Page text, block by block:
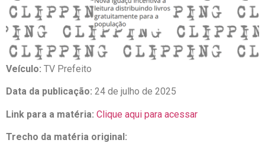
Veículo: TV Prefeito
Data da publicação: 24 de julho de 2025
Link para a matéria: Clique aqui para acessar
Trecho da matéria original: